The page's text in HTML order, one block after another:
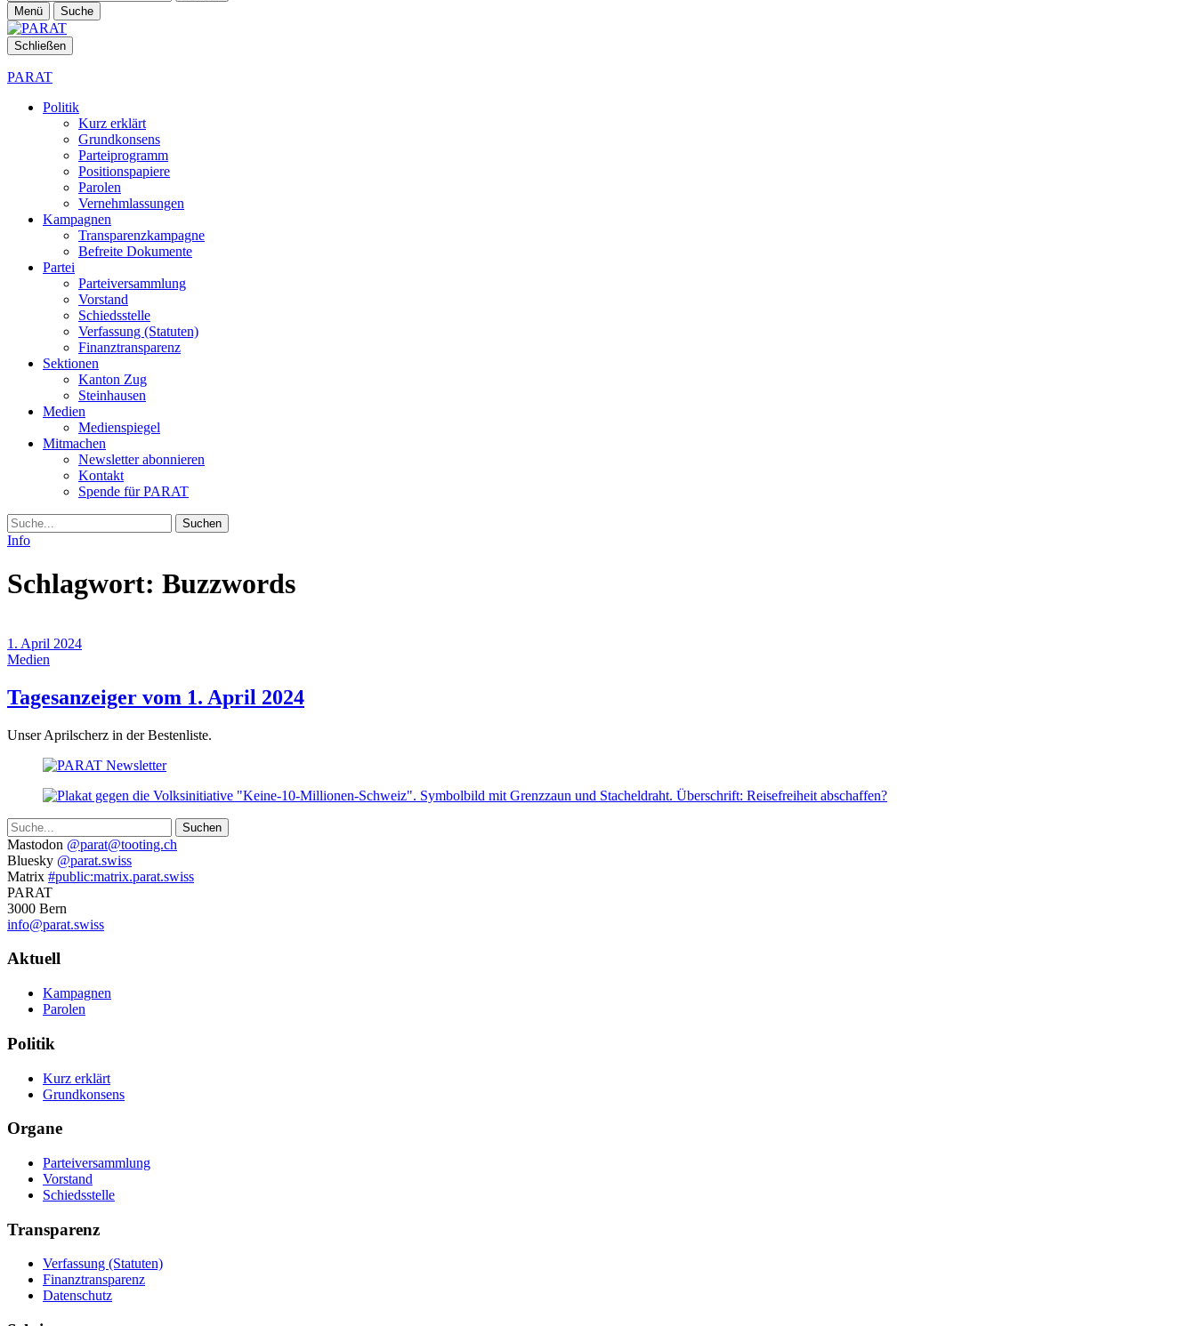
Menü Suche
Schließen
PARAT
Politik
Kurz erklärt
Grundkonsens
Parteiprogramm
Positionspapiere
Parolen
Vernehmlassungen
Kampagnen
Transparenzkampagne
Befreite Dokumente
Partei
Parteiversammlung
Vorstand
Schiedsstelle
Verfassung (Statuten)
Finanztransparenz
Sektionen
Kanton Zug
Steinhausen
Medien
Medienspiegel
Mitmachen
Newsletter abonnieren
Kontakt
Spende für PARAT
Suche
Info
Schlagwort: Buzzwords
1. April 2024
Medien
Tagesanzeiger vom 1. April 2024(1.
Unser Aprilscherz in der Bestenliste.
Suche
Weitere
Informationen
Mastodon @parat@tooting.ch
Bluesky @parat.swiss
Matrix #public:matrix.parat.swiss
PARAT
3000 Bern
info@parat.swiss
Navigation
Aktuell
Kampagnen
Parolen
Politik
Kurz erklärt
Grundkonsens
Organe
Parteiversammlung
Vorstand
Schiedsstelle
Transparenz
Verfassung (Statuten)
Finanztransparenz
Datenschutz